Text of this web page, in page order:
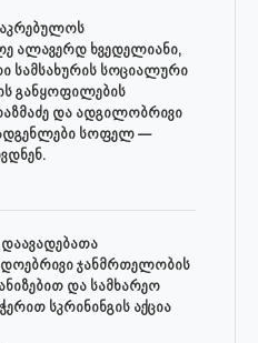
ალავერდ ხვედელიანი,
სამსახურის სოციალური
განყოფილების
და ადგილობრივი
სოფელ —
ჯანმრთელობის
და სამხარეო
სკრინინგის აქცია